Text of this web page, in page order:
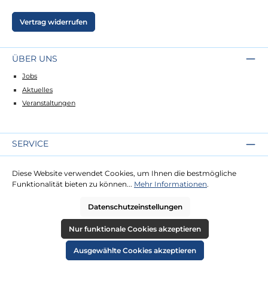
Vertrag widerrufen
ÜBER UNS
Jobs
Aktuelles
Veranstaltungen
SERVICE
Lieferung
Zahlung
RECHTLICHES
Diese Website verwendet Cookies, um Ihnen die bestmögliche
Funktionalität bieten zu können... Mehr Informationen.
Datenschutzeinstellungen
Nur funktionale Cookies akzeptieren
Ausgewählte Cookies akzeptieren